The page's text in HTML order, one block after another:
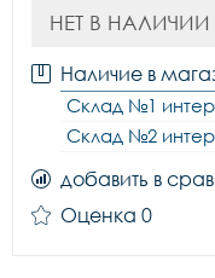
НЕТ В НАЛИЧИИ
Наличие в
Склад №1
Склад №2
добавить в
Оценка 0